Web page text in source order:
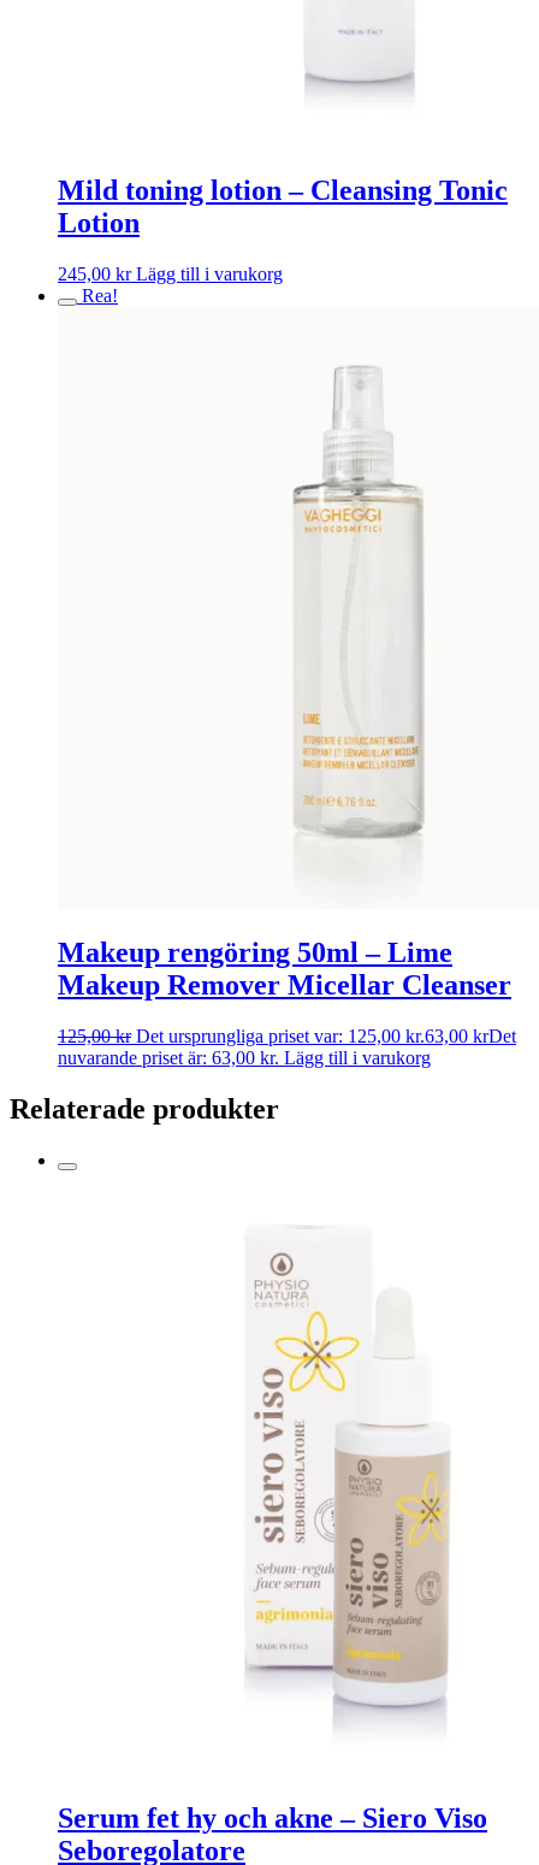
Mild toning lotion – Cleansing Tonic
Lotion
245,00 kr Lägg till i varukorg
Rea!
Makeup rengöring 50ml – Lime
Makeup Remover Micellar Cleanser
125,00kr Det ursprungliga priset var: 125,00 kr.63,00 krDet
nuvarande priset är: 63,00 kr. Lägg till i varukorg
Relaterade produkter
Serum fet hy och akne – Siero Viso
Seboregolatore